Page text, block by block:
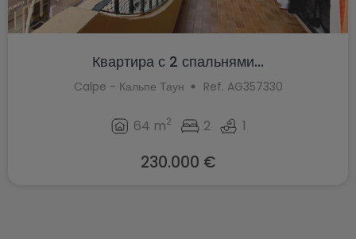
Квартира с 2 спальнями...
Calpe - Кальпе Таун Ref. AG357330
64 m2 2 1
230.000 €